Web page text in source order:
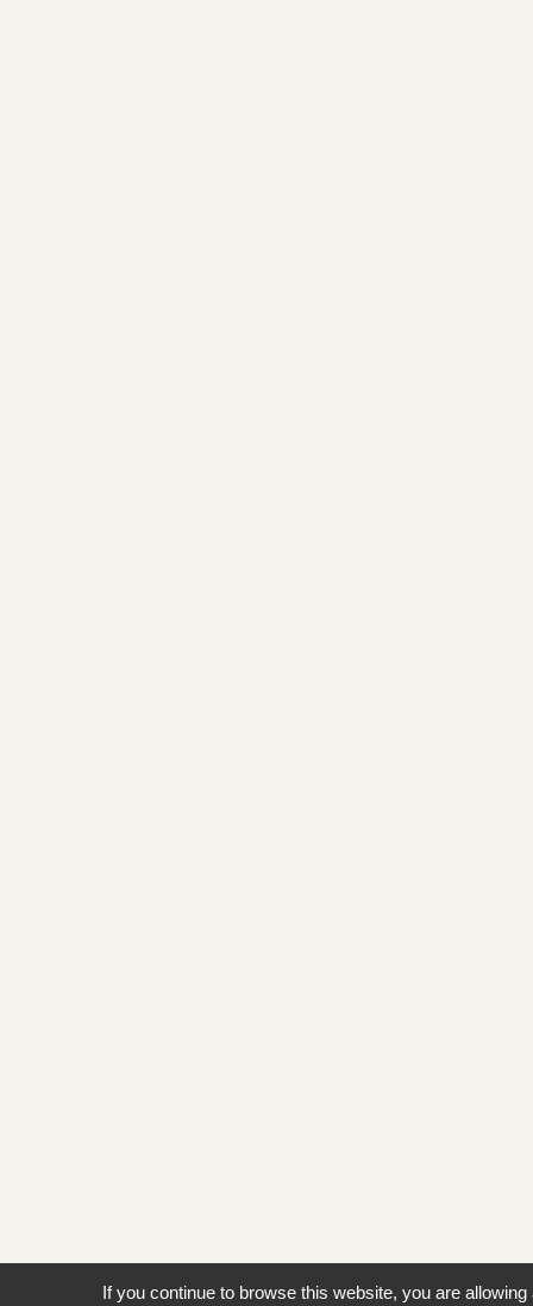
If you continue to browse this website, you are